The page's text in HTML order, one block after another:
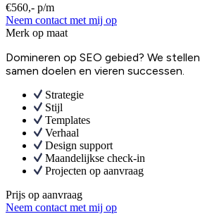
€560,- p/m
Neem contact met mij op
Merk op maat
Domineren op SEO gebied? We stellen
samen doelen en vieren successen.
Strategie
Stijl
Templates
Verhaal
Design support
Maandelijkse check-in
Projecten op aanvraag
Prijs op aanvraag
Neem contact met mij op